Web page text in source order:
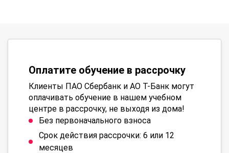
Оплатите обучение в рассрочку
Клиенты ПАО Сбербанк и АО Т-Банк могут
оплачивать обучение в нашем учебном
центре в рассрочку, не выходя из дома!
Без первоначального взноса
Срок действия рассрочки: 6 или 12
месяцев